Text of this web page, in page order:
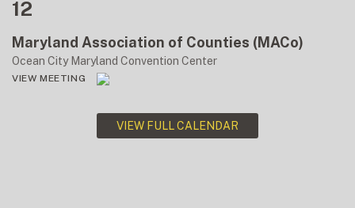
12
Maryland Association of Counties (MACo)
Ocean City Maryland Convention Center
VIEW MEETING
VIEW FULL CALENDAR